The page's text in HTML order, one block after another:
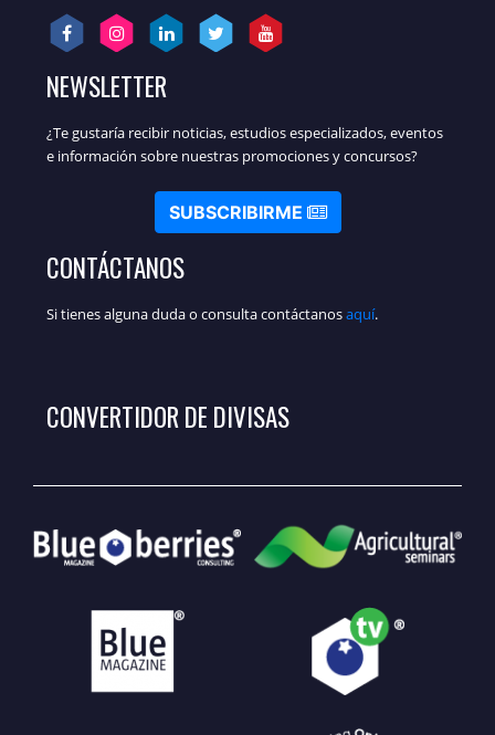
NEWSLETTER
¿Te gustaría recibir noticias, estudios especializados, eventos
e información sobre nuestras promociones y concursos?
SUBSCRIBIRME
CONTÁCTANOS
Si tienes alguna duda o consulta contáctanosaquí.
CONVERTIDOR DE DIVISAS